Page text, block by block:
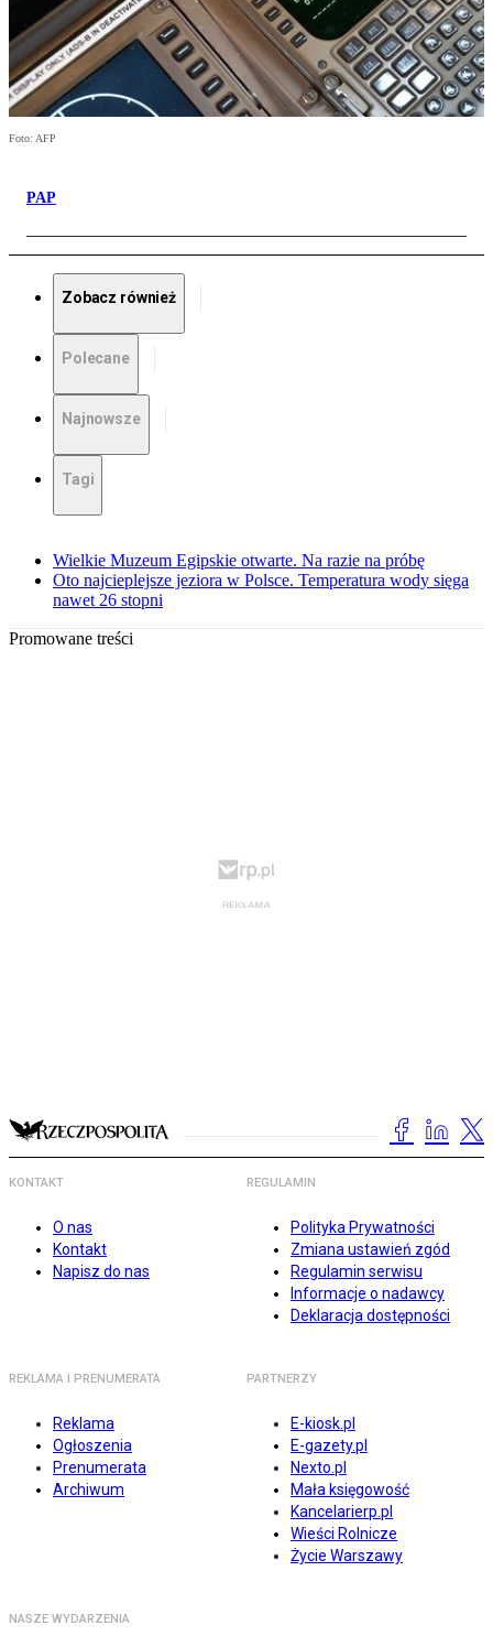
Foto: AFP
PAP
Zobacz również
Polecane
Najnowsze
Tagi
Wielkie Muzeum Egipskie otwarte. Na razie na próbę
Oto najcieplejsze jeziora w Polsce. Temperatura wody sięga
nawet 26 stopni
Promowane treści
KONTAKT
O nas
Kontakt
Napisz do nas
REGULAMIN
Polityka Prywatności
Zmiana ustawień zgód
Regulamin serwisu
Informacje o nadawcy
Deklaracja dostępności
REKLAMA I PRENUMERATA
Reklama
Ogłoszenia
Prenumerata
Archiwum
PARTNERZY
E-kiosk.pl
E-gazety.pl
Nexto.pl
Mała księgowość
Kancelarierp.pl
Wieści Rolnicze
Życie Warszawy
NASZE WYDARZENIA